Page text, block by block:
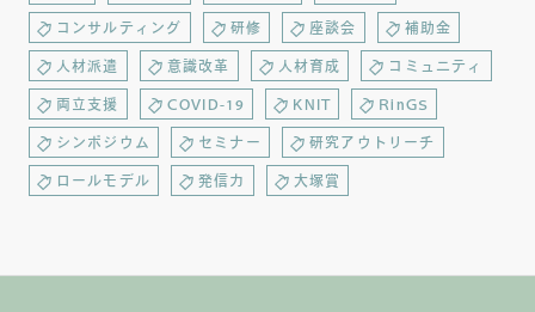
コンサルティング 研修 座談会 補助金
人材派遣 意識改革 人材育成 コミュニティ
両立支援 COVID-19 KNIT RinGS
シンポジウム セミナー 研究アウトリーチ
ロールモデル 発信力 大塚賞